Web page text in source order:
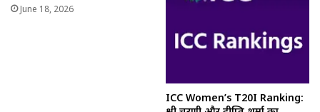
June 18, 2026
ICC Women’s T20I Ranking: